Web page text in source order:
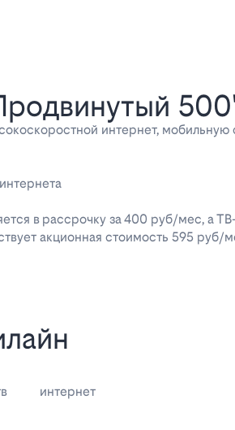
интернет,
в рассрочку за 400 руб/мес, а
акционная стоимость 595
интернет